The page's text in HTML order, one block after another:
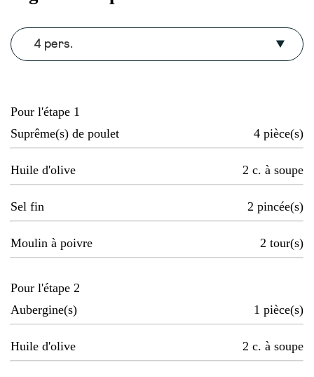
4 pers.
Pour l'étape 1
Suprême(s) de poulet
4 pièce(s)
Huile d'olive 2 c. à soupe
Sel fin 2 pincée(s)
Moulin à poivre 2 tour(s)
Pour l'étape 2
Aubergine(s)
1 pièce(s)
Huile d'olive 2 c. à soupe